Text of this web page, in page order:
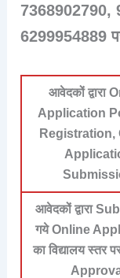
7368902790,
6299954889
आवेदकों द्वारा
Application
Registration,
आवेदकों द्वारा
गये Online
का विद्यालय स्तर